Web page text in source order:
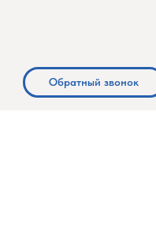
Обратный звонок